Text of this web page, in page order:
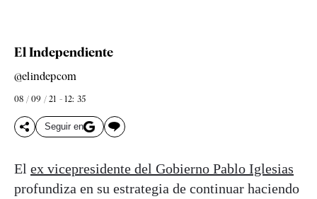
El Independiente
@elindepcom
08 / 09 / 21 - 12: 35
Seguir en
El ex vicepresidente del Gobierno Pablo Iglesias
profundiza en su estrategia de continuar haciendo